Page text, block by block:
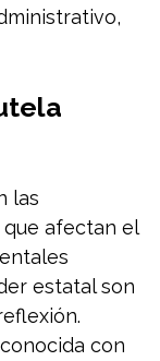
las
afectan el
estatal son
con